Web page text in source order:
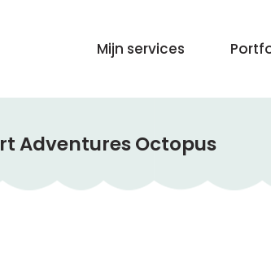
Mijn services
Adventures Octopus